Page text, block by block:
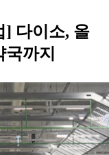
] 다이소, 올
까지